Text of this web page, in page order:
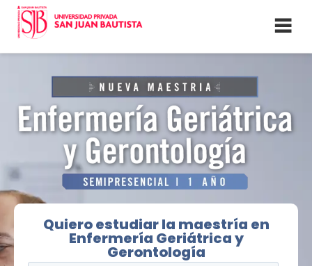
Quiero estudiar la maestría en
Enfermería Geriátrica y
Gerontología